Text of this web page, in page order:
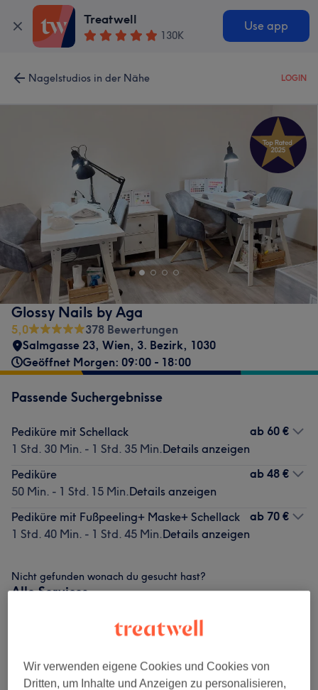
Treatwell
130K
Use app
Nagelstudios in der Nähe LOGIN
Glossy Nails by Aga
5,0
378 Bewertungen
Salmgasse 23, Wien, 3. Bezirk, 1030
Geöffnet Morgen: 09:00 - 18:00
Passende Suchergebnisse
Pediküre mit Schellack
1 Std. 30 Min. - 1 Std. 35 Min.Details anzeigen
ab 60 €
Pediküre
50 Min. - 1 Std. 15 Min.Details anzeigen
ab 48 €
Pediküre mit Fußpeeling+ Maske+ Schellack
1 Std. 40 Min. - 1 Std. 45 Min.Details anzeigen
ab 70 €
Nicht gefunden wonach du gesucht hast?
Alle Services
Maniküre (10) ab 10 €
Wir verwenden eigene Cookies und Cookies von
Dritten, um Inhalte und Anzeigen zu personalisieren,